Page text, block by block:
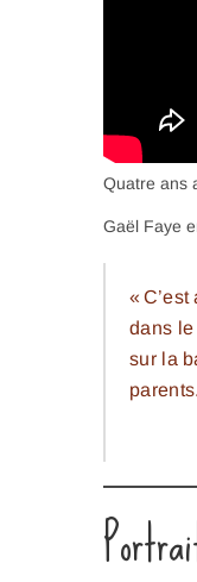
Quatre ans
Gaël Faye
«
dans
sur la